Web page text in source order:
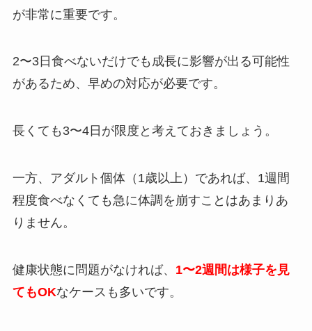
が非常に重要です。
2〜3日食べないだけでも成長に影響が出る可能性
があるため、早めの対応が必要です。
長くても3〜4日が限度と考えておきましょう。
一方、アダルト個体（1歳以上）であれば、1週間
程度食べなくても急に体調を崩すことはあまりあ
りません。
健康状態に問題がなければ、 1〜2週間は様子を見
てもOKなケースも多いです。